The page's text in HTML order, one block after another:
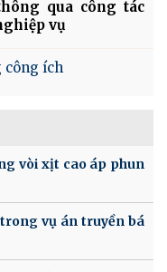
qua công tác
vụ
công ích
vòi xịt cao áp phun
vụ án truyền bá